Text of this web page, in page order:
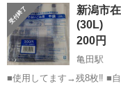
新潟 新潟市 内野駅
新潟市
(30L)
200円
亀田駅
■使用してます→残8枚‼️ ■自宅保管